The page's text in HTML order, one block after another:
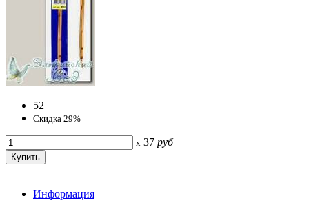
52
Скидка 29%
x 37 руб
Информация